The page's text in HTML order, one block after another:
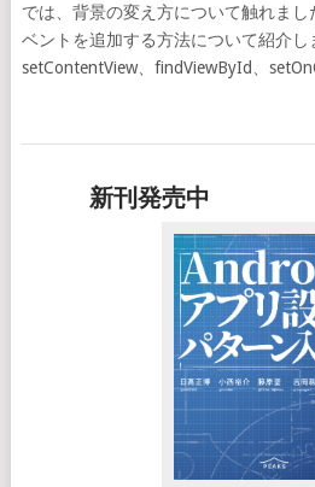
では、背景の変え方について触れま
ベントを追加する方法について紹介し
setContentView、findViewById、
新刊発売中